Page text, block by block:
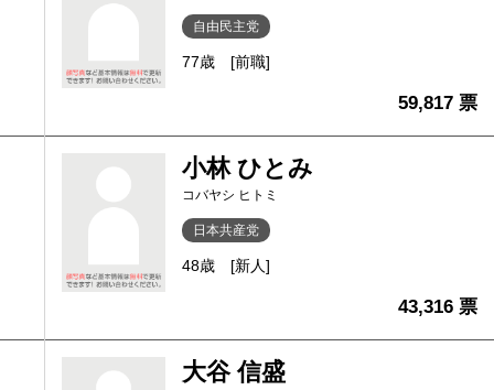
自由民主党
77歳 [前職]
59,817 票
小林 ひとみ
コバヤシ ヒトミ
日本共産党
48歳 [新人]
43,316 票
大谷 信盛